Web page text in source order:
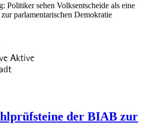
Politiker sehen Volksentscheide als eine
parlamentarischen Demokratie
der BIAB zur